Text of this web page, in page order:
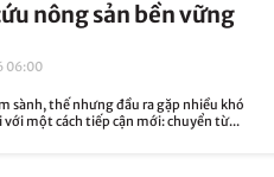
nông sản bền vững
06:00
sành, thế nhưng đầu ra gặp nhiều khó
một cách tiếp cận mới: chuyển từ...